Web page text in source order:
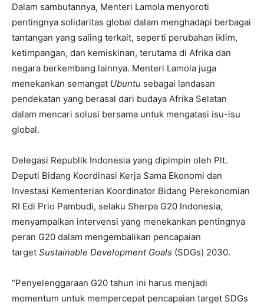
Dalam sambutannya, Menteri Lamola menyoroti
pentingnya solidaritas global dalam menghadapi berbagai
tantangan yang saling terkait, seperti perubahan iklim,
ketimpangan, dan kemiskinan, terutama di Afrika dan
negara berkembang lainnya. Menteri Lamola juga
menekankan semangat Ubuntu sebagai landasan
pendekatan yang berasal dari budaya Afrika Selatan
dalam mencari solusi bersama untuk mengatasi isu-isu
global.
Delegasi Republik Indonesia yang dipimpin oleh Plt.
Deputi Bidang Koordinasi Kerja Sama Ekonomi dan
Investasi Kementerian Koordinator Bidang Perekonomian
RI Edi Prio Pambudi, selaku Sherpa G20 Indonesia,
menyampaikan intervensi yang menekankan pentingnya
peran G20 dalam mengembalikan pencapaian
target Sustainable Development Goals (SDGs) 2030.
“Penyelenggaraan G20 tahun ini harus menjadi
momentum untuk mempercepat pencapaian target SDGs